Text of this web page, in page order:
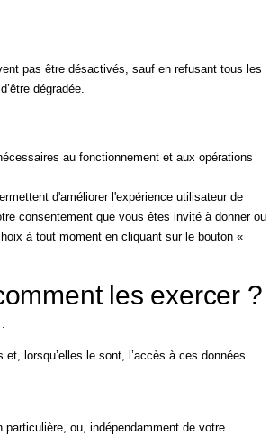
pas être désactivés, sauf en refusant tous les
dégradée.
au fonctionnement et aux opérations
d'améliorer l'expérience utilisateur de
consentement que vous êtes invité à donner ou
à tout moment en cliquant sur le bouton «
les exercer ?
lorsqu’elles le sont, l’accès à ces données
ou, indépendamment de votre